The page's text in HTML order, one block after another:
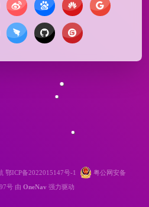
鄂ICP备2022015147号-1
粤公网安备
号 由 OneNav 强力驱动